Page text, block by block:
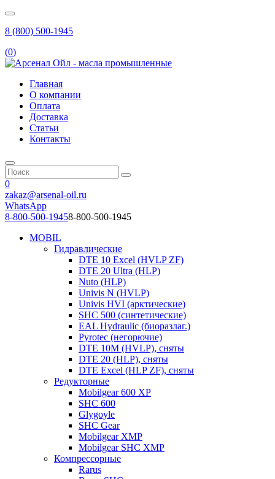
8 (800) 500-1945
(0)
Главная
О компании
Оплата
Доставка
Статьи
Контакты
0
zakaz@arsenal-oil.ru
WhatsApp
8-800-500-19458-800-500-1945
MOBIL
Гидравлические
DTE 10 Excel (HVLP ZF)
DTE 20 Ultra (HLP)
Nuto (HLP)
Univis N (HVLP)
Univis HVI (арктические)
SHC 500 (синтетические)
EAL Hydraulic (биоразлаг.)
Pyrotec (негорючие)
DTE 10M (HVLP), сняты
DTE 20 (HLP), сняты
DTE Excel (HLP ZF), сняты
Редукторные
Mobilgear 600 XP
SHC 600
Glygoyle
SHC Gear
Mobilgear XMP
Mobilgear SHC XMP
Компрессорные
Rarus